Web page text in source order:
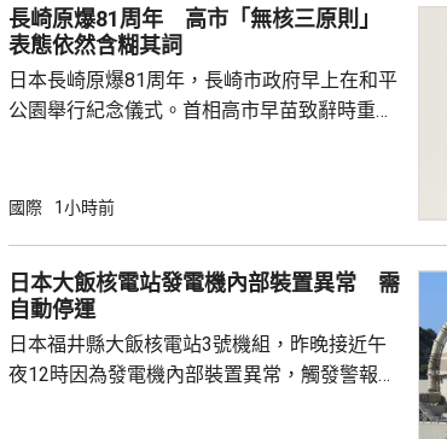
長崎原爆81周年 高市「無核三原則」
表態依然含糊其詞
日本長崎原爆81周年，長崎市政府早上在和平
公園舉行紀念儀式。首相高市早苗致辭時重
長鈴木史朗發表和平宣言時指，核武器是絕對
述仍然含糊，只提及現狀，未有未明確表示日
本將繼續堅持相關原則。高市日前在廣島的原
爆紀念儀式的發言，同樣只是停留在說...
國際 1小時前
日本大飯核電站發電機內部裝置異常 需
自動停運
日本福井縣大飯核電站3號機組，昨晚接近午
夜12時因為發電機內部裝置異常，觸發警報系